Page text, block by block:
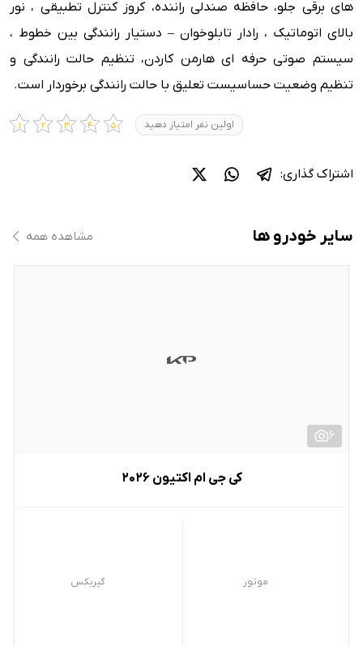
های برقی جلو، حافظه صندلی راننده، کروز کنترل تطبیقی ، نور
بالای اتوماتیک ، رادار تابلوخوان – دستیار رانندگی بین خطوط ،
سیستم صوتی حرفه ای هارمن کاردن، تنظیم حالت رانندگی و
تنظیم وضعیت حساسیست تعلیق با حالت رانندگی برخوردار است.
اولین نفر امتیاز دهید
اشتراک گذاری:
سایر خودرو ها مشاهده همه
6
کی جی ام اکتیون 2026
موتور گیربکس